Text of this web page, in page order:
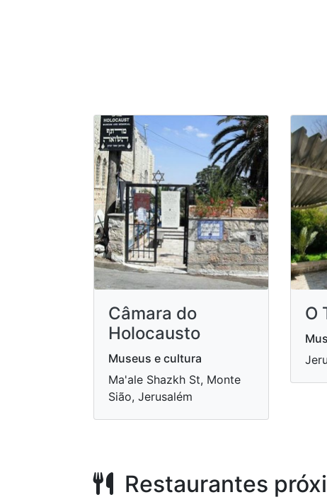
Câmara do
Holocausto
Museus e cultura
Ma'ale Shazkh St, Monte
Sião, Jerusalém
O
Restaurantes